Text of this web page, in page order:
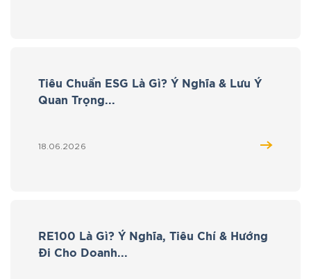
Tiêu Chuẩn ESG Là Gì? Ý Nghĩa & Lưu Ý
Quan Trọng...
18.06.2026
RE100 Là Gì? Ý Nghĩa, Tiêu Chí & Hướng
Đi Cho Doanh...